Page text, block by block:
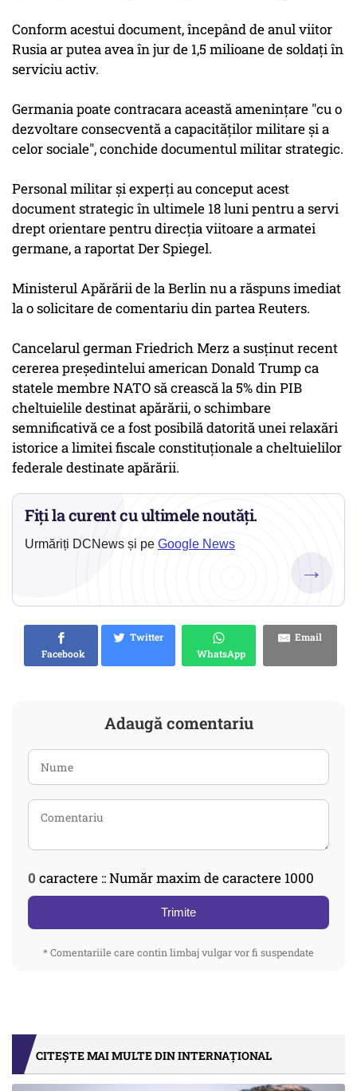
Conform acestui document, începând de anul viitor
Rusia ar putea avea în jur de 1,5 milioane de soldaţi în
serviciu activ.
Germania poate contracara această ameninţare "cu o
dezvoltare consecventă a capacităţilor militare şi a
celor sociale", conchide documentul militar strategic.
Personal militar şi experţi au conceput acest
document strategic în ultimele 18 luni pentru a servi
drept orientare pentru direcţia viitoare a armatei
germane, a raportat Der Spiegel.
Ministerul Apărării de la Berlin nu a răspuns imediat
la o solicitare de comentariu din partea Reuters.
Cancelarul german Friedrich Merz a susţinut recent
cererea preşedintelui american Donald Trump ca
statele membre NATO să crească la 5% din PIB
cheltuielile destinat apărării, o schimbare
semnificativă ce a fost posibilă datorită unei relaxări
istorice a limitei fiscale constituţionale a cheltuielilor
federale destinate apărării.
Fiți la curent cu ultimele noutăți.
Urmăriți DCNews și pe Google News
→
Facebook
Twitter
WhatsApp
Email
Adaugă comentariu
0 caractere :: Număr maxim de caractere 1000
Trimite
* Comentariile care contin limbaj vulgar vor fi suspendate
CITEȘTE MAI MULTE DIN INTERNAȚIONAL